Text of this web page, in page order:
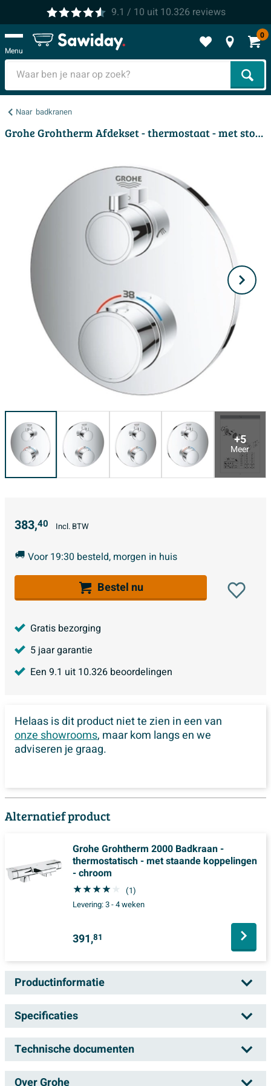
9.1 / 10 uit 10.326 reviews
Menu
0
Naar badkranen
Grohe Grohtherm Afdekset - thermostaat - met stop/omstelkraan - chroom
+5
Meer
383,40 Incl. BTW
Voor 19:30 besteld, morgen in huis
Bestel nu
Gratis bezorging
5 jaar garantie
Een 9.1 uit 10.326 beoordelingen
Helaas is dit product niet te zien in een van
onze showrooms, maar kom langs en we
adviseren je graag.
Alternatief product
Grohe Grohtherm 2000 Badkraan -
thermostatisch - met staande koppelingen
- chroom
(1)
Levering:3 - 4 weken
391,81
Productinformatie
Grohe Grohtherm Afdekset - thermostaat -
met stop/omstelkraan - chroom
Met deze afdekset geef je jouw badkamer een verfijnde
en moderne uitstraling, terwijl je geniet van ultiem
Specificaties
Artikelnummer
Leveranciernummer
24077000
Technische documenten
Over Grohe